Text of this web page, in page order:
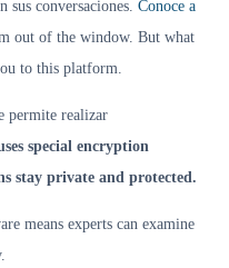
sus conversaciones. Conoce a
out of the window. But what
to this platform.
permite realizar
special encryption
stay private and protected.
means experts can examine